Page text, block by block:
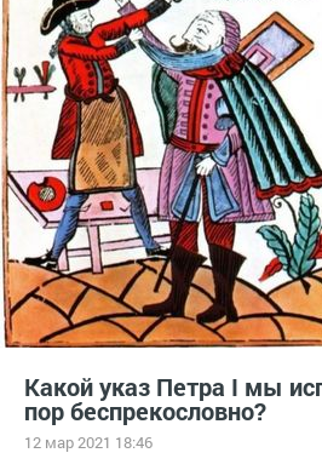
Какой указ Петра I мы
пор беспрекословно?
12 мар 2021 18:46